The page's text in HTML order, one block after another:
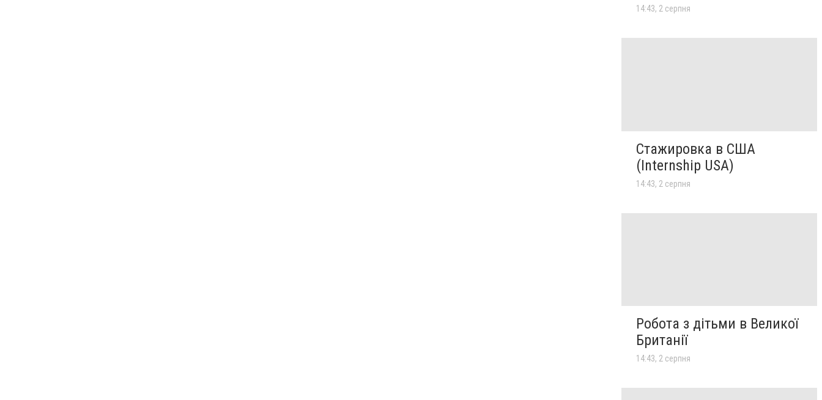
14:43, 2 серпня
Стажировка в США
(Internship USA)
14:43, 2 серпня
Робота з дітьми в Великої
Британії
14:43, 2 серпня